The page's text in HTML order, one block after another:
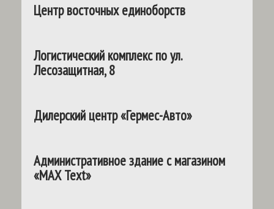
Центр восточных единоборств
Логистический комплекс по ул.
Лесозащитная, 8
Дилерский центр «Гермес-Авто»
Административное здание с магазином
«МАХ Text»